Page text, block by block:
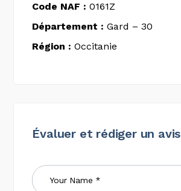
Code NAF : 0161Z
Département : Gard – 30
Région : Occitanie
Évaluer et rédiger un avis